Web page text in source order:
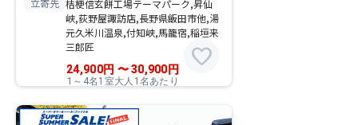
立寄先 桔梗信玄餅工場テーマパーク,昇仙
峡,荻野屋諏訪店,長野県飯田市他,湯
元久米川温泉,付知峡,馬籠宿,稲垣来
三郎匠
24,900円 〜30,900 円
1～4名1室大人1名あたり
favorite